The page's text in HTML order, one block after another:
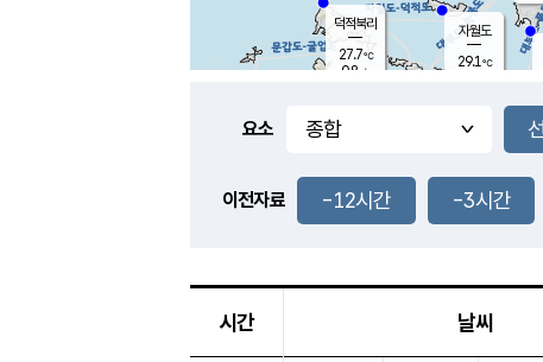
풍도
1.1m/s
자월도
29.1℃
-
덕적북리
27.7℃
0.8 m/s
요소
이전자료 -12시간 -3시간
시간 날씨